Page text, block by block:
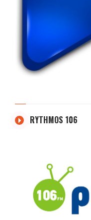
RYTHMOS 106